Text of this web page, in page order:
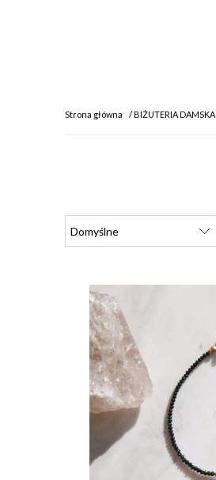
Strona główna BIŻUTERIA DAMSKA